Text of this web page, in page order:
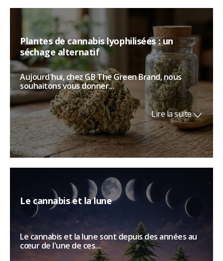
Plantes de cannabis lyophilisées : un
séchage alternatif
Aujourd'hui, chez GB The Green Brand, nous
souhaitons vous donner...
Lire la suite
Le cannabis et la lune
Le cannabis et la lune sont depuis des années au
cœur de l'une de ces...